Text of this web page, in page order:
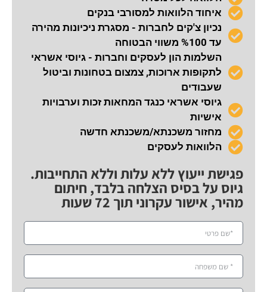
איחוד הלוואות למסורבי בנקים
נכיון צ'קים לחברות - מסגרת ניכיונות מהירה
עד %100 משווי הבטוחה
השלמות הון לעסקים וחברות - גיוסי אשראי
לתקופות ארוכות, צמצום בטחונות וביטול
שעבודים
גיוסי אשראי כנגד המחאות זכות וערבויות
אישיות
מחזור משכנתא/משכנתא חדשה
הלוואות לעסקים
פגישת ייעוץ ללא עלות וללא התחייבות.
גיוס על בסיס הצלחה בלבד, חיתום
מהיר, אישור עקרוני תוך 72 שעות